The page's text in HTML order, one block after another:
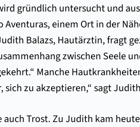
gründlich untersucht und
Aventuras, einem Ort in der
Balazs, Hautärztin, fragt
zwischen Seele
Manche
zu akzeptieren,“ sagt
Trost. Zu Judith kam